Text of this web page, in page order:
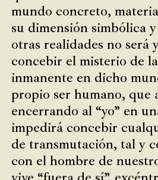
mundo concreto,
su dimensión simbólica
otras realidades no será
concebir el misterio de
inmanente en dicho
propio ser humano, que
encerrando al “yo” en
impedirá concebir
de transmutación, tal y
con el hombre de